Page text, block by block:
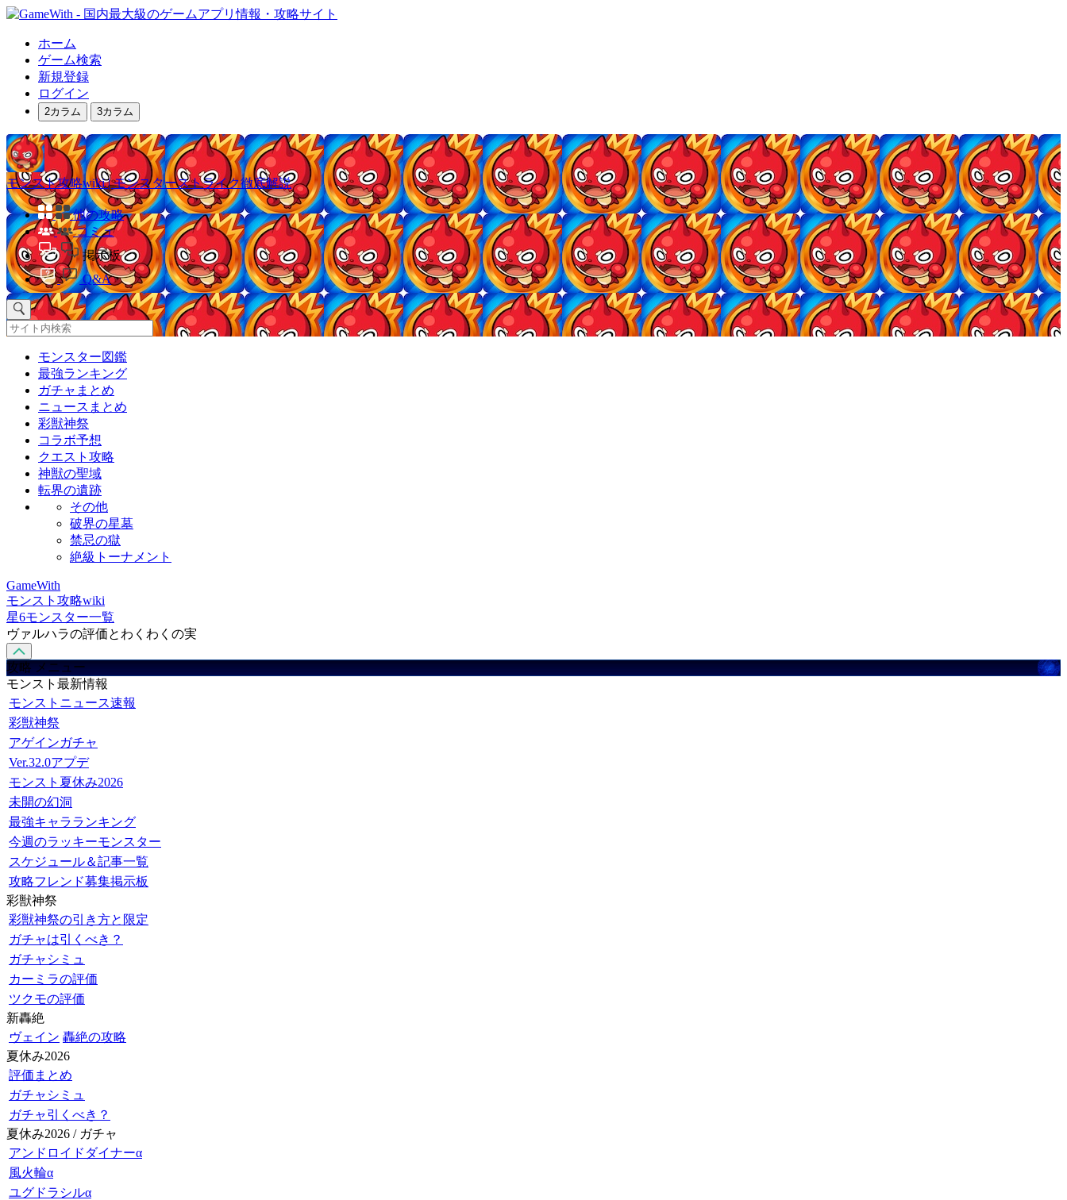
ホーム
ゲーム検索
新規登録
ログイン
2カラム 3カラム
モンスト攻略wiki | モンスターストライク徹底解説
他の攻略
コミュ
掲示板
Q&A
モンスター図鑑
最強ランキング
ガチャまとめ
ニュースまとめ
彩獣神祭
コラボ予想
クエスト攻略
神獣の聖域
転界の遺跡
その他
破界の星墓
禁忌の獄
絶級トーナメント
GameWith
モンスト攻略wiki
星6モンスター一覧
ヴァルハラの評価とわくわくの実
攻略 メニュー
モンスト最新情報
モンストニュース速報
彩獣神祭
アゲインガチャ
Ver.32.0アプデ
モンスト夏休み2026
未開の幻洞
最強キャラランキング
今週のラッキーモンスター
スケジュール＆記事一覧
攻略フレンド募集掲示板
彩獣神祭
彩獣神祭の引き方と限定
ガチャは引くべき？
ガチャシミュ
カーミラの評価
ツクモの評価
新轟絶
ヴェイン 轟絶の攻略
夏休み2026
評価まとめ
ガチャシミュ
ガチャ引くべき？
夏休み2026 / ガチャ
アンドロイドダイナーα
風火輪α
ユグドラシルα